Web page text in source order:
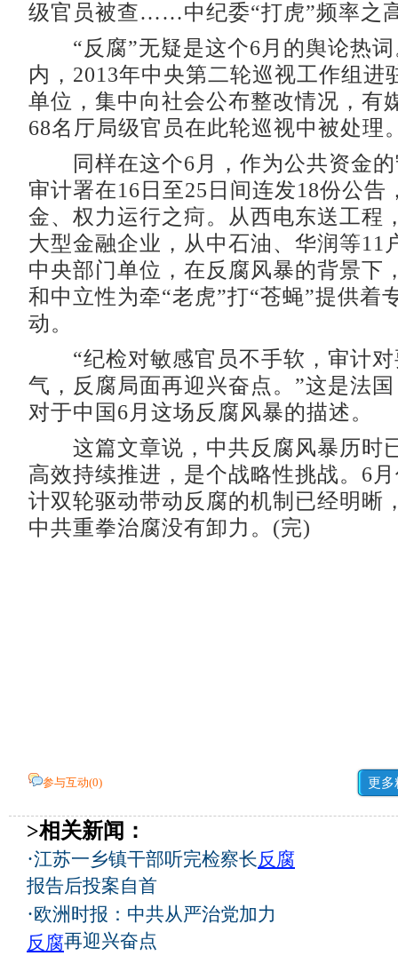
级官员被查……中纪委“打虎”频率之
“反腐”无疑是这个6月的舆论热词
内，2013年中央第二轮巡视工作组进
单位，集中向社会公布整改情况，有
68名厅局级官员在此轮巡视中被处理
同样在这个6月，作为公共资金的
审计署在16日至25日间连发18份公告
金、权力运行之疴。从西电东送工程
大型金融企业，从中石油、华润等11
中央部门单位，在反腐风暴的背景下
和中立性为牵“老虎”打“苍蝇”提供着
动。
“纪检对敏感官员不手软，审计对
气，反腐局面再迎兴奋点。”这是法
对于中国6月这场反腐风暴的描述。
这篇文章说，中共反腐风暴历时
高效持续推进，是个战略性挑战。6
计双轮驱动带动反腐的机制已经明晰
中共重拳治腐没有卸力。(完)
参与互动(0) 更多
>相关新闻：
·江苏一乡镇干部听完检察长反腐
报告后投案自首
·欧洲时报：中共从严治党加力
反腐再迎兴奋点